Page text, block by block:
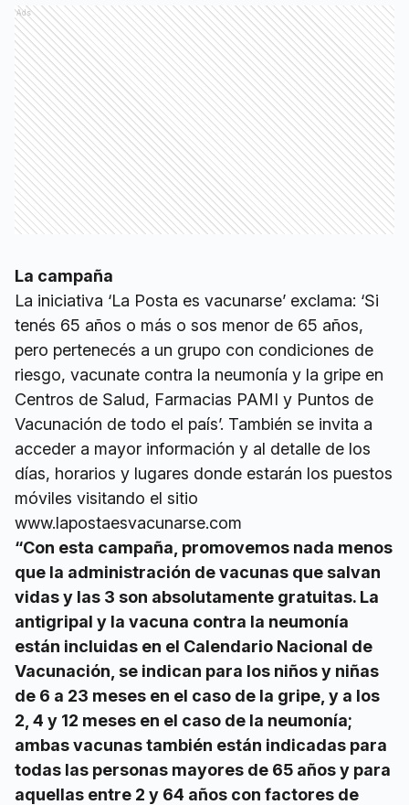
Ads
La campaña
La iniciativa ‘La Posta es vacunarse’ exclama: ‘Si
tenés 65 años o más o sos menor de 65 años,
pero pertenecés a un grupo con condiciones de
riesgo, vacunate contra la neumonía y la gripe en
Centros de Salud, Farmacias PAMI y Puntos de
Vacunación de todo el país’. También se invita a
acceder a mayor información y al detalle de los
días, horarios y lugares donde estarán los puestos
móviles visitando el sitio
www.lapostaesvacunarse.com
“Con esta campaña, promovemos nada menos
que la administración de vacunas que salvan
vidas y las 3 son absolutamente gratuitas. La
antigripal y la vacuna contra la neumonía
están incluidas en el Calendario Nacional de
Vacunación, se indican para los niños y niñas
de 6 a 23 meses en el caso de la gripe, y a los
2, 4 y 12 meses en el caso de la neumonía;
ambas vacunas también están indicadas para
todas las personas mayores de 65 años y para
aquellas entre 2 y 64 años con factores de